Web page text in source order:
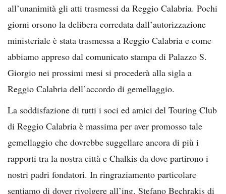
all’unanimità gli atti trasmessi da Reggio Calabria. Pochi
giorni orsono la delibera corredata dall’autorizzazione
ministeriale è stata trasmessa a Reggio Calabria e come
abbiamo appreso dal comunicato stampa di Palazzo S.
Giorgio nei prossimi mesi si procederà alla sigla a
Reggio Calabria dell’accordo di gemellaggio.
La soddisfazione di tutti i soci ed amici del Touring Club
di Reggio Calabria è massima per aver promosso tale
gemellaggio che dovrebbe suggellare ancora di più i
rapporti tra la nostra città e Chalkis da dove partirono i
nostri padri fondatori. In ringraziamento particolare
sentiamo di dover rivolgere all’ing. Stefano Bechrakis di